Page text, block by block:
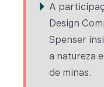
A
Design
Spenser
a natureza
de minas.